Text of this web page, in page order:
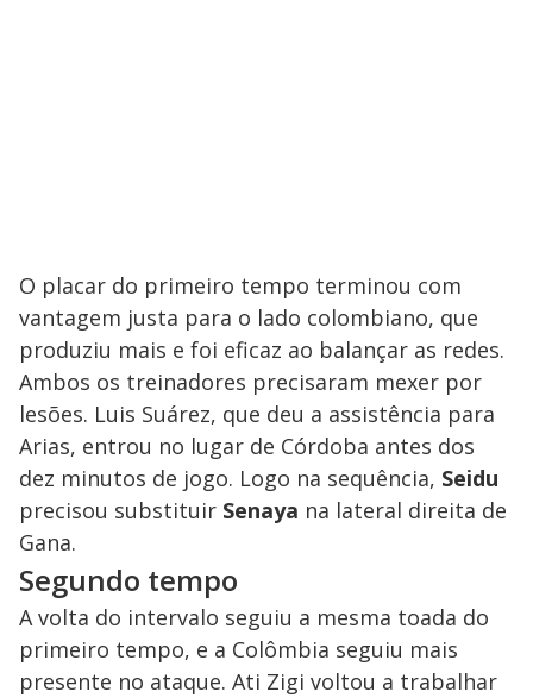
O placar do primeiro tempo terminou com
vantagem justa para o lado colombiano, que
produziu mais e foi eficaz ao balançar as redes.
Ambos os treinadores precisaram mexer por
lesões. Luis Suárez, que deu a assistência para
Arias, entrou no lugar de Córdoba antes dos
dez minutos de jogo. Logo na sequência, Seidu
precisou substituir Senaya na lateral direita de
Gana.
Segundo tempo
A volta do intervalo seguiu a mesma toada do
primeiro tempo, e a Colômbia seguiu mais
presente no ataque. Ati Zigi voltou a trabalhar